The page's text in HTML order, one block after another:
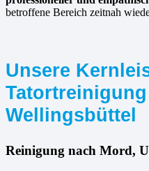
betroffene Bereich zeitnah
Unsere
Wellingsbüttel
Reinigung nach Mord,